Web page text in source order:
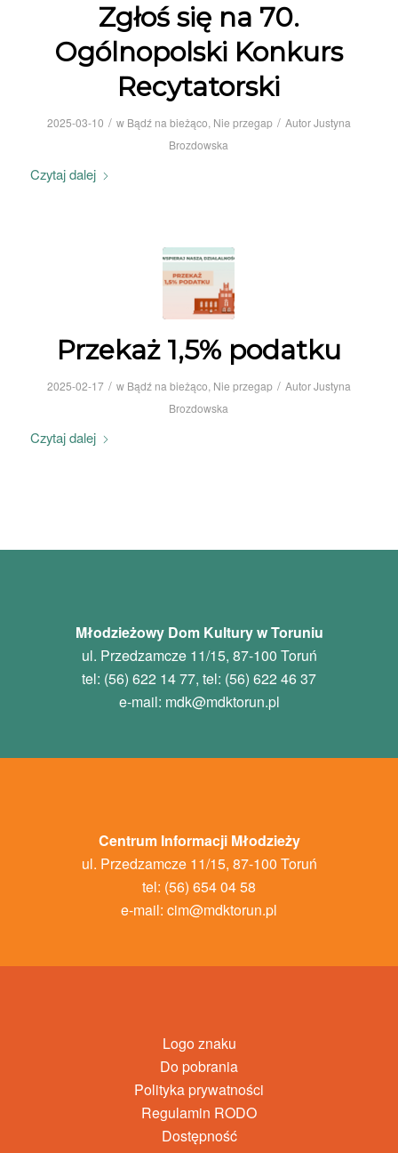
Zgłoś się na 70.
Ogólnopolski Konkurs
Recytatorski
2025-03-10 / w Bądź na bieżąco, Nie przegap / AutorJustyna
Brozdowska
Czytaj dalej
Przekaż 1,5% podatku
2025-02-17 / w Bądź na bieżąco, Nie przegap / AutorJustyna
Brozdowska
Czytaj dalej
Młodzieżowy Dom Kultury w Toruniu
ul. Przedzamcze 11/15, 87-100 Toruń
tel: (56) 622 14 77, tel: (56) 622 46 37
e-mail: mdk@mdktorun.pl
Centrum Informacji Młodzieży
ul. Przedzamcze 11/15, 87-100 Toruń
tel: (56) 654 04 58
e-mail: cim@mdktorun.pl
Logo znaku
Do pobrania
Polityka prywatności
Regulamin RODO
Dostępność